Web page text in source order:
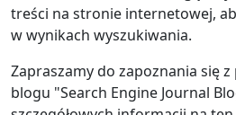
treści na stronie internetowej,
w wynikach wyszukiwania.
Zapraszamy do zapoznania się z
blogu "Search Engine Journal